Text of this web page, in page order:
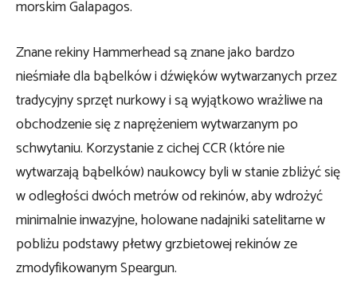
morskim Galapagos.
Znane rekiny Hammerhead są znane jako bardzo
nieśmiałe dla bąbelków i dźwięków wytwarzanych przez
tradycyjny sprzęt nurkowy i są wyjątkowo wrażliwe na
obchodzenie się z naprężeniem wytwarzanym po
schwytaniu. Korzystanie z cichej CCR (które nie
wytwarzają bąbelków) naukowcy byli w stanie zbliżyć się
w odległości dwóch metrów od rekinów, aby wdrożyć
minimalnie inwazyjne, holowane nadajniki satelitarne w
pobliżu podstawy płetwy grzbietowej rekinów ze
zmodyfikowanym Speargun.